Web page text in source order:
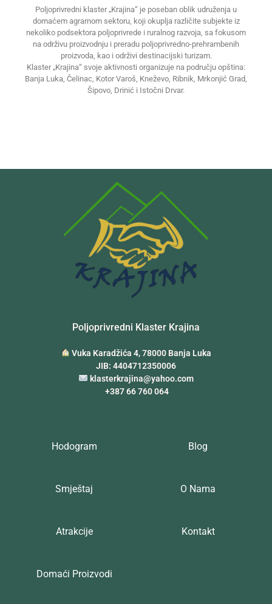
Poljoprivredni klaster „Krajina“ je poseban oblik udruženja u
domaćem agrarnom sektoru, koji okuplja različite subjekte iz
nekoliko podsektora poljoprivrede i ruralnog razvoja, sa fokusom
na održivu proizvodnju i preradu poljoprivredno-prehrambenih
proizvoda, kao i održivi destinacijski turizam.
Klaster „Krajina“ svoje aktivnosti organizuje na području opština:
Banja Luka, Čelinac, Kotor Varoš, Kneževo, Ribnik, Mrkonjić Grad,
Šipovo, Drinić i Istočni Drvar.
Poljoprivredni Klaster Krajina
Vuka Karadžića 4, 78000 Banja Luka
JIB: 4404712350006
klasterkrajina@yahoo.com
+387 66 760 064
Hodogram
Smještaj
Atrakcije
Domaći Proizvodi
Blog
O Nama
Kontakt